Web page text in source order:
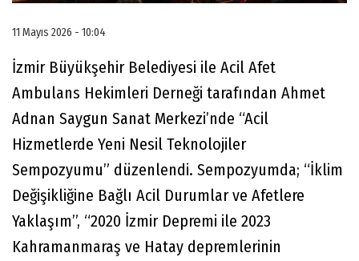
11 Mayıs 2026 - 10:04
İzmir Büyükşehir Belediyesi ile Acil Afet
Ambulans Hekimleri Derneği tarafından Ahmet
Adnan Saygun Sanat Merkezi’nde “Acil
Hizmetlerde Yeni Nesil Teknolojiler
Sempozyumu” düzenlendi. Sempozyumda; “İklim
Değişikliğine Bağlı Acil Durumlar ve Afetlere
Yaklaşım”, “2020 İzmir Depremi ile 2023
Kahramanmaraş ve Hatay depremlerinin